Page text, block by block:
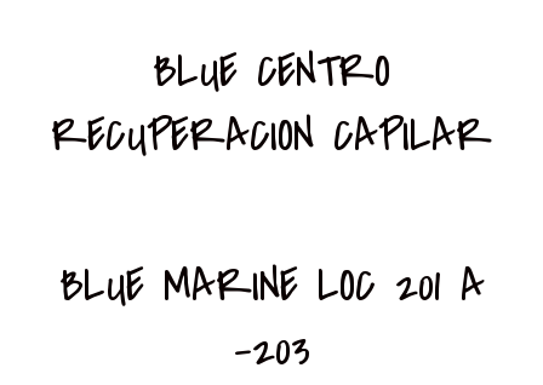
BLUE CENTRO
RECUPERACION CAPILAR
BLUE MARINE LOC 201 A
-203